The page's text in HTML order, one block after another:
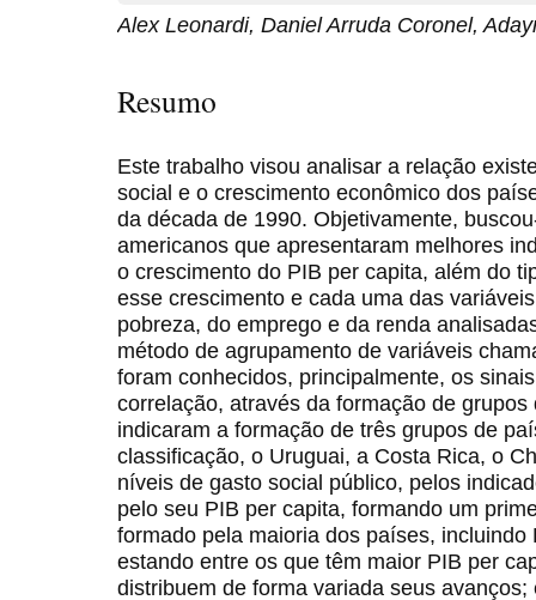
Alex Leonardi, Daniel Arruda Coronel,
Resumo
Este trabalho visou analisar a relação
social e o crescimento econômico dos
da década de 1990. Objetivamente,
americanos que apresentaram melhores
o crescimento do PIB per capita, além do
esse crescimento e cada uma das
pobreza, do emprego e da renda
método de agrupamento de variáveis
foram conhecidos, principalmente, os
correlação, através da formação de
indicaram a formação de três grupos de
classificação, o Uruguai, a Costa Rica, o
níveis de gasto social público, pelos
pelo seu PIB per capita, formando um
formado pela maioria dos países,
estando entre os que têm maior PIB per
distribuem de forma variada seus